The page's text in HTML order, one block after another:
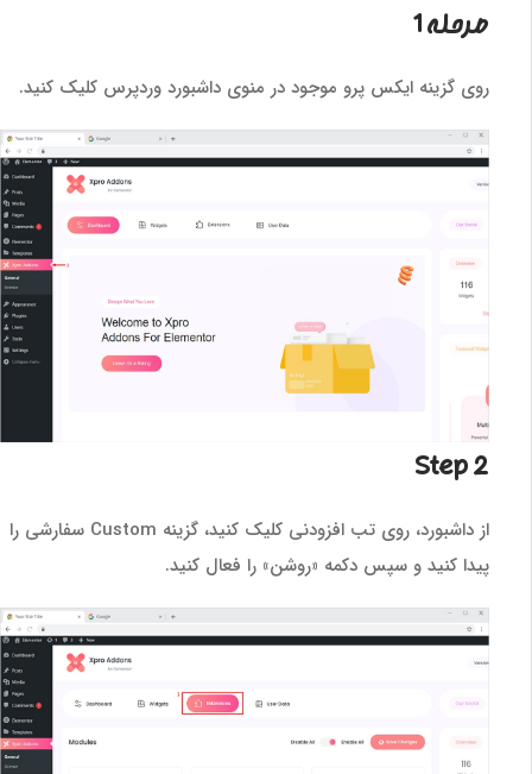
مرحله 1
روی گزینه ایکس پرو موجود در منوی داشبورد وردپرس کلیک کنید.
Step 2
از داشبورد، روی تب افزودنی کلیک کنید، گزینه Custom سفارشی را
پیدا کنید و سپس دکمه «روشن» را فعال کنید.